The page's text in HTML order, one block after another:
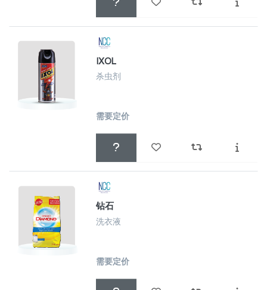
IXOL
杀虫剂
需要定价
钻石
洗衣液
需要定价